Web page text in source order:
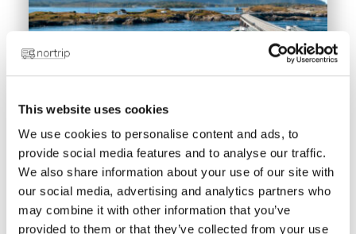
This website uses cookies
We use cookies to personalise content and ads, to
provide social media features and to analyse our traffic.
We also share information about your use of our site with
our social media, advertising and analytics partners who
may combine it with other information that you’ve
provided to them or that they’ve collected from your use
Opplev Norge med